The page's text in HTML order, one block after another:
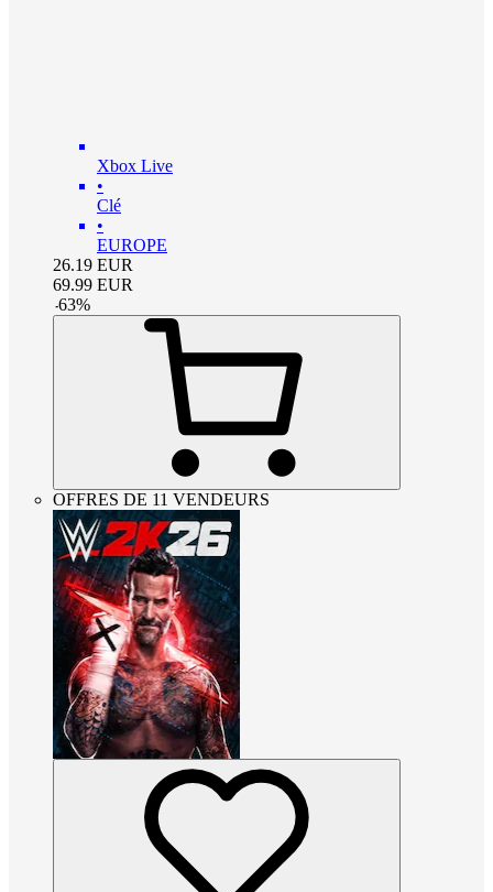
Xbox Live
•
Clé
•
EUROPE
26.19 EUR
69.99 EUR
-63%
OFFRES DE 11 VENDEURS